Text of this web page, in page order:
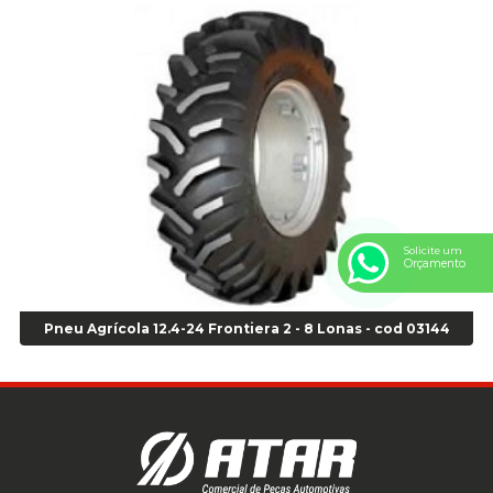
Anel Centralizador GM 4 pçs - Azul - Cod 00519
Anel Centralizador Honda 4 pçs - Vermelho - Cod 01465
Anel Centralizador Peugeot 4pçs - Branco - Cod 01466
Anel Centralizador Renault 4pçs - Marrom - Cod 01467
Anel Centralizador Toyota 4pçs - Preto - Cod 01335
Anel Centralizador VW 4pçs - Laranja - Cod 00520
Anel de vedação Jumbo OR-224 TG - Cod: 03749
Anel de vedação Jumbo OR-449 Cod: 03752
Anel p/ montagem de pneu s/cam aro 22,5 - Cod 00166
Anel para Montagem do Pneu Sem Câmara Aro 24,5 - Cod 02935
Anel para Vedação OR 25 - Cod 01766
Anel para Vedação OR 325 - Cod 03390
Anel para Vedação OR 325 Nacional -Cod 01768
Anel para Vedação OR 335 Importado - Cod 01771
Anel para Vedação OR 339 - Cod 01772
Pneu Agrícola 12.4-24 Frontiera 2 - 8 Lonas - cod 03144
Solicite um
Orçamento